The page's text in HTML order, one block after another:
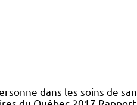
dans les soins de